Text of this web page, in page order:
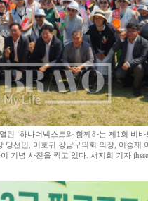
린 ‘하나더넥스트와 함께하는 제1회 비
당선인, 이호귀 강남구의회 의장, 이종재
기념 사진을 찍고 있다. 서지희 기자